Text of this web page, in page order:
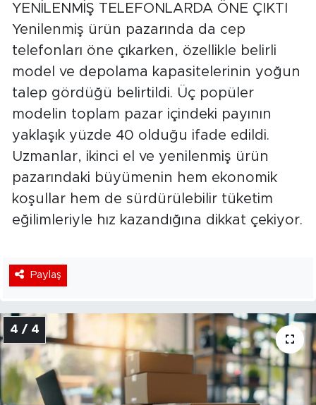
YENİLENMİŞ TELEFONLARDA ÖNE ÇIKTI
Yenilenmiş ürün pazarında da cep
telefonları öne çıkarken, özellikle belirli
model ve depolama kapasitelerinin yoğun
talep gördüğü belirtildi. Üç popüler
modelin toplam pazar içindeki payının
yaklaşık yüzde 40 olduğu ifade edildi.
Uzmanlar, ikinci el ve yenilenmiş ürün
pazarındaki büyümenin hem ekonomik
koşullar hem de sürdürülebilir tüketim
eğilimleriyle hız kazandığına dikkat çekiyor.
Paylaş
4 / 4